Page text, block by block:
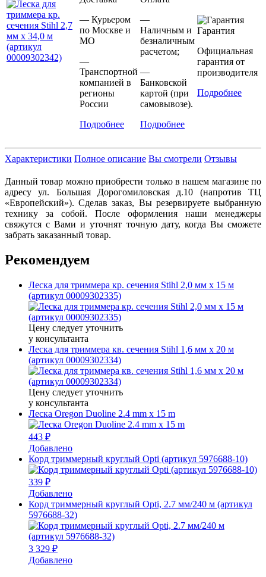
— Курьером
по Москве и
МО
—
Транспортной
компанией в
регионы
России
Подробнее
—
Наличным и
безналичным
расчетом;
—
Банковской
картой (при
самовывозе).
Подробнее
Гарантия
Официальная
гарантия от
производителя
Подробнее
Характеристики Полное описание Вы смотрели Отзывы
Данный товар можно приобрести только в нашем магазине по
адресу ул. Большая Дорогомиловская д.10 (напротив ТЦ
«Европейский»). Сделав заказ, Вы резервируете выбранную
технику за собой. После оформления наши менеджеры
свяжутся с Вами и уточнят точную дату, когда Вы сможете
забрать заказанный товар.
Рекомендуем
Леска для триммера кр. сечения Stihl 2,0 мм х 15 м
(артикул 00009302335)
Цену следует уточнить
у консультанта
Леска для триммера кв. сечения Stihl 1,6 мм х 20 м
(артикул 00009302334)
Цену следует уточнить
у консультанта
Леска Oregon Duoline 2.4 mm x 15 m
443 ₽
Добавлено
Корд триммерный круглый Opti (артикул 5976688-10)
339 ₽
Добавлено
Корд триммерный круглый Opti, 2.7 мм/240 м (артикул
5976688-32)
3 329 ₽
Добавлено